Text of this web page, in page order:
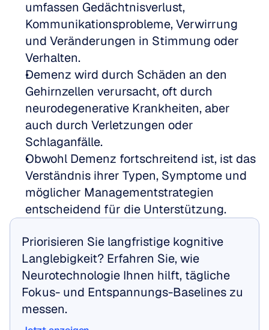
umfassen Gedächtnisverlust,
Kommunikationsprobleme, Verwirrung
und Veränderungen in Stimmung oder
Verhalten.
Demenz wird durch Schäden an den
Gehirnzellen verursacht, oft durch
neurodegenerative Krankheiten, aber
auch durch Verletzungen oder
Schlaganfälle.
Obwohl Demenz fortschreitend ist, ist das
Verständnis ihrer Typen, Symptome und
möglicher Managementstrategien
entscheidend für die Unterstützung.
Priorisieren Sie langfristige kognitive
Langlebigkeit? Erfahren Sie, wie
Neurotechnologie Ihnen hilft, tägliche
Fokus- und Entspannungs-Baselines zu
messen.